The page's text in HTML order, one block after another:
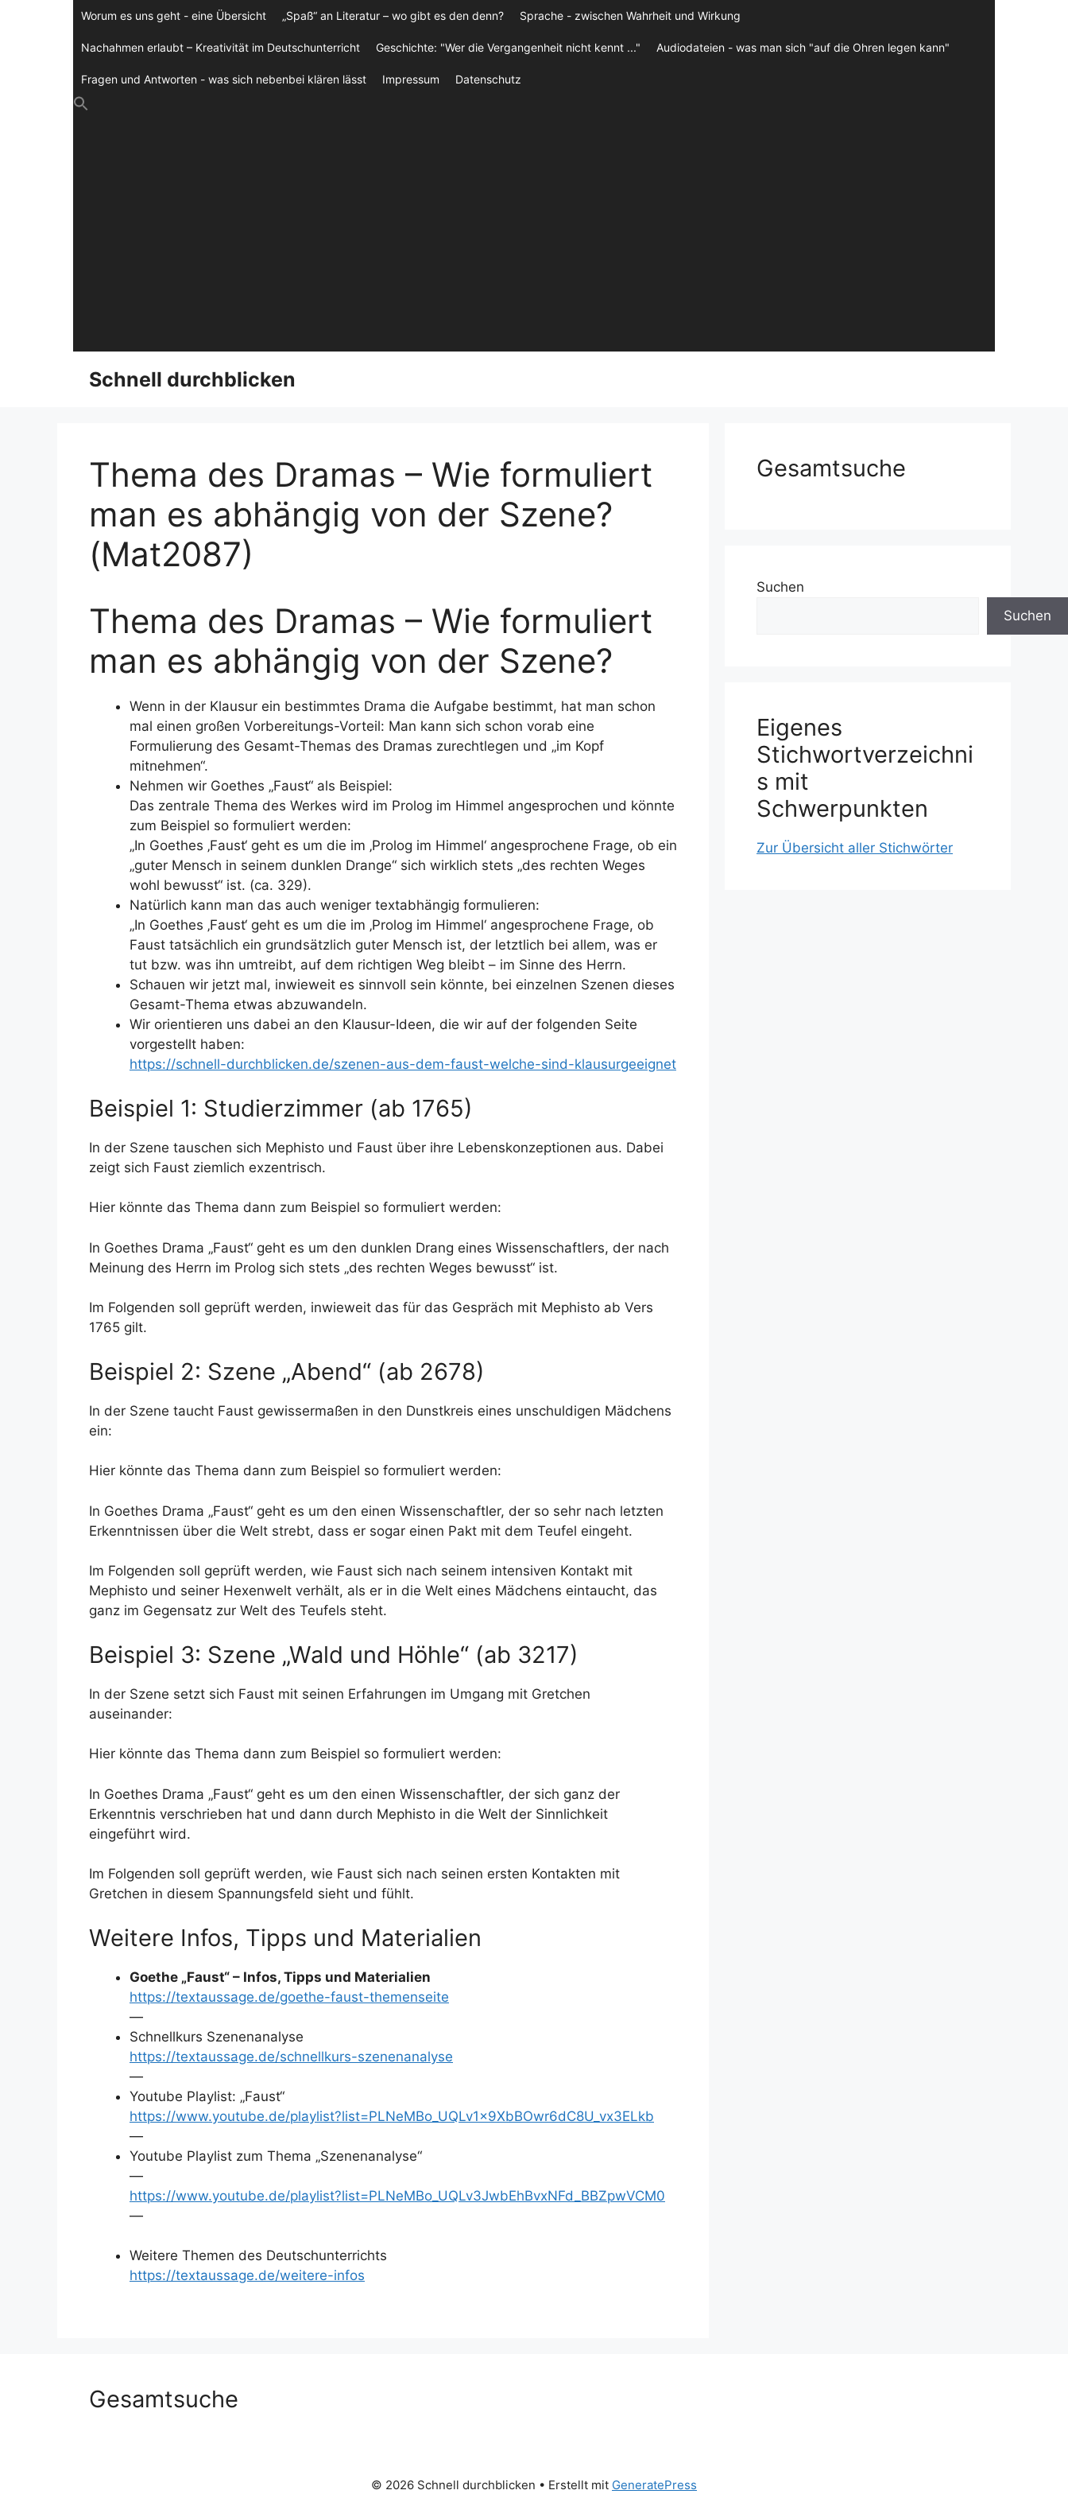
Worum es uns geht - eine Übersicht „Spaß“ an Literatur – wo gibt es den denn? Sprache - zwischen Wahrheit und Wirkung
Nachahmen erlaubt – Kreativität im Deutschunterricht Geschichte: "Wer die Vergangenheit nicht kennt ..." Audiodateien - was man sich "auf die Ohren legen kann"
Fragen und Antworten - was sich nebenbei klären lässt Impressum Datenschutz
Schnell durchblicken
Thema des Dramas – Wie formuliert
man es abhängig von der Szene?
(Mat2087)
Thema des Dramas – Wie formuliert
man es abhängig von der Szene?
Wenn in der Klausur ein bestimmtes Drama die Aufgabe bestimmt, hat man schon
mal einen großen Vorbereitungs-Vorteil: Man kann sich schon vorab eine
Formulierung des Gesamt-Themas des Dramas zurechtlegen und „im Kopf
mitnehmen“.
Nehmen wir Goethes „Faust“ als Beispiel:
Das zentrale Thema des Werkes wird im Prolog im Himmel angesprochen und könnte
zum Beispiel so formuliert werden:
„In Goethes ‚Faust‘ geht es um die im ‚Prolog im Himmel‘ angesprochene Frage, ob ein
„guter Mensch in seinem dunklen Drange“ sich wirklich stets „des rechten Weges
wohl bewusst“ ist. (ca. 329).
Natürlich kann man das auch weniger textabhängig formulieren:
„In Goethes ‚Faust‘ geht es um die im ‚Prolog im Himmel‘ angesprochene Frage, ob
Faust tatsächlich ein grundsätzlich guter Mensch ist, der letztlich bei allem, was er
tut bzw. was ihn umtreibt, auf dem richtigen Weg bleibt – im Sinne des Herrn.
Schauen wir jetzt mal, inwieweit es sinnvoll sein könnte, bei einzelnen Szenen dieses
Gesamt-Thema etwas abzuwandeln.
Wir orientieren uns dabei an den Klausur-Ideen, die wir auf der folgenden Seite
vorgestellt haben:
https://schnell-durchblicken.de/szenen-aus-dem-faust-welche-sind-klausurgeeignet
Beispiel 1: Studierzimmer (ab 1765)
In der Szene tauschen sich Mephisto und Faust über ihre Lebenskonzeptionen aus. Dabei
zeigt sich Faust ziemlich exzentrisch.
Hier könnte das Thema dann zum Beispiel so formuliert werden:
In Goethes Drama „Faust“ geht es um den dunklen Drang eines Wissenschaftlers, der nach
Meinung des Herrn im Prolog sich stets „des rechten Weges bewusst“ ist.
Im Folgenden soll geprüft werden, inwieweit das für das Gespräch mit Mephisto ab Vers
1765 gilt.
Beispiel 2: Szene „Abend“ (ab 2678)
In der Szene taucht Faust gewissermaßen in den Dunstkreis eines unschuldigen Mädchens
ein:
Hier könnte das Thema dann zum Beispiel so formuliert werden:
In Goethes Drama „Faust“ geht es um den einen Wissenschaftler, der so sehr nach letzten
Erkenntnissen über die Welt strebt, dass er sogar einen Pakt mit dem Teufel eingeht.
Im Folgenden soll geprüft werden, wie Faust sich nach seinem intensiven Kontakt mit
Mephisto und seiner Hexenwelt verhält, als er in die Welt eines Mädchens eintaucht, das
ganz im Gegensatz zur Welt des Teufels steht.
Beispiel 3: Szene „Wald und Höhle“ (ab 3217)
In der Szene setzt sich Faust mit seinen Erfahrungen im Umgang mit Gretchen
auseinander:
Hier könnte das Thema dann zum Beispiel so formuliert werden:
In Goethes Drama „Faust“ geht es um den einen Wissenschaftler, der sich ganz der
Erkenntnis verschrieben hat und dann durch Mephisto in die Welt der Sinnlichkeit
eingeführt wird.
Im Folgenden soll geprüft werden, wie Faust sich nach seinen ersten Kontakten mit
Gretchen in diesem Spannungsfeld sieht und fühlt.
Weitere Infos, Tipps und Materialien
Goethe „Faust“ – Infos, Tipps und Materialien
https://textaussage.de/goethe-faust-themenseite
—
Schnellkurs Szenenanalyse
https://textaussage.de/schnellkurs-szenenanalyse
—
Youtube Playlist: „Faust“
https://www.youtube.de/playlist?list=PLNeMBo_UQLv1x9XbBOwr6dC8U_vx3ELkb
—
Youtube Playlist zum Thema „Szenenanalyse“
—
https://www.youtube.de/playlist?list=PLNeMBo_UQLv3JwbEhBvxNFd_BBZpwVCM0
—
Weitere Themen des Deutschunterrichts
https://textaussage.de/weitere-infos
Gesamtsuche
Suchen
Suchen
Eigenes
Stichwortverzeichni
s mit
Schwerpunkten
Zur Übersicht aller Stichwörter
Gesamtsuche
© 2026 Schnell durchblicken • Erstellt mit GeneratePress